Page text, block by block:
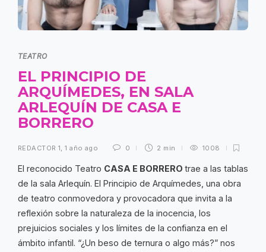
TEATRO
EL PRINCIPIO DE
ARQUÍMEDES, EN SALA
ARLEQUÍN DE CASA E
BORRERO
REDACTOR 1,1 año ago 0 2 min 1008
El reconocido Teatro CASA E BORRERO trae a las tablas
de la sala Arlequín. El Principio de Arquímedes, una obra
de teatro conmovedora y provocadora que invita a la
reflexión sobre la naturaleza de la inocencia, los
prejuicios sociales y los límites de la confianza en el
ámbito infantil. “¿Un beso de ternura o algo más?” nos